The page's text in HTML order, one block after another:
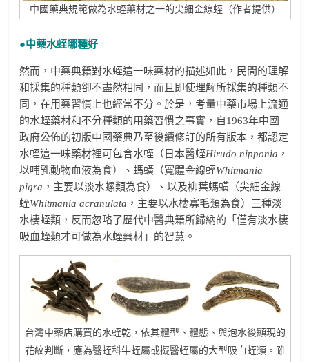
中國藥典規範做為水蛭藥材之一的尖細金線蛭（作者提供）
●中藥水蛭哪種好
然而，中藥典籍對水蛭這一味藥材的描述如此，民間的理解
和採集的種類卻不盡然相同，而且即使理解所採集的種類不
同，在用藥習慣上也經常不分。於是，考量中藥市場上流通
的水蛭藥材和不分種類的用藥習慣之事實，自1963年中國
政府公佈的初版中國藥典乃至後續修訂的所有版本，都認定
水蛭這一味藥材裡可包含水蛭（日本醫蛭Hirudo nipponia ，
以哺乳動物血液為食）、螞蟥（寬體金線蛭Whitmania
pigra ，主要以淡水螺類為食）、以及柳葉螞蟥（尖細金線
蛭Whitmania acranulata ，主要以水棲寡毛類為食）三種淡
水棲蛭類，反而忽略了歷代中醫典籍所歸納的「僅有淡水棲
吸血蛭類才可做為水蛭藥材」的智慧。
台灣中藥店購買的水蛭乾，依其體型、體態、與泡水後顯現的
花紋判斷，應為醫蛭科牛蛭屬或擬醫蛭屬的大型吸血蛭類。雖